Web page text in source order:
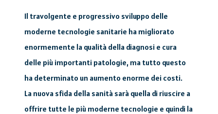
Il travolgente e progressivo sviluppo delle
moderne tecnologie sanitarie ha migliorato
enormemente la qualità della diagnosi e cura
delle più importanti patologie, ma tutto questo
ha determinato un aumento enorme dei costi.
La nuova sfida della sanità sarà quella di riuscire a
offrire tutte le più moderne tecnologie e quindi la